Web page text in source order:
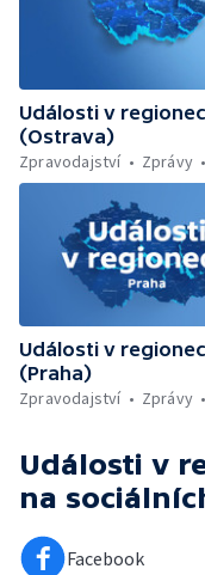
Události v
(Ostrava)
Zpravodajství
Zprávy
Události v
(Praha)
Zpravodajství
Zprávy
Události v
na
Facebook